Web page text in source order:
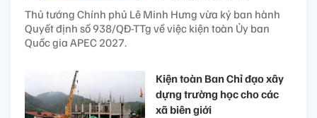
Thủ tướng Chính phủ Lê Minh Hưng vừa ký ban hành
Quyết định số 938/QĐ-TTg về việc kiện toàn Ủy ban
Quốc gia APEC 2027.
Kiện toàn Ban Chỉ đạo xây
dựng trường học cho các
xã biên giới